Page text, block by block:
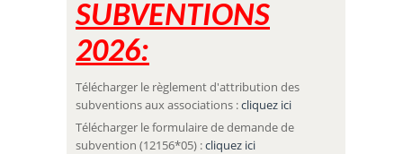
SUBVENTIONS
2026:
Télécharger le règlement d'attribution des
subventions aux associations :cliquez ici
Télécharger le formulaire de demande de
subvention (12156*05) :cliquez ici